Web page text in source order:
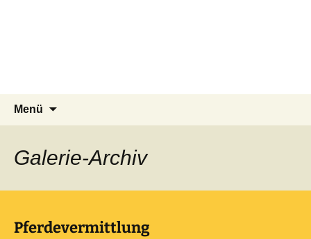
Tier Natur und Artenschutz
Siebengebirge e.V.
Tierschutzverein seit 1985 im
Siebengebirge – Orscheider
Menü
Galerie-Archiv
Pferdevermittlung